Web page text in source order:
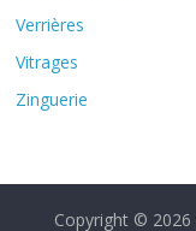
Verrières
Vitrages
Zinguerie
Copyright © 2026